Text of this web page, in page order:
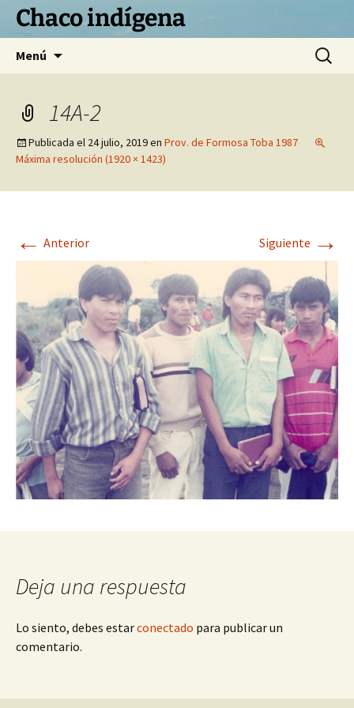
Chaco indígena
Menú Buscar:
14A-2
Publicada el 24 julio, 2019en Prov. de Formosa Toba 1987
Máxima resolución (1920 × 1423)
← Anterior Siguiente →
Deja una respuesta
Lo siento, debes estarconectado para publicar un
comentario.